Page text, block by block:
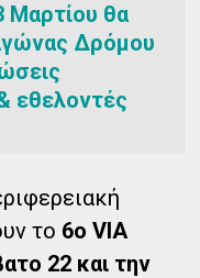
Μαρτίου θα
Δρόμου
εθελοντές
το 6ο VIA
22 και την